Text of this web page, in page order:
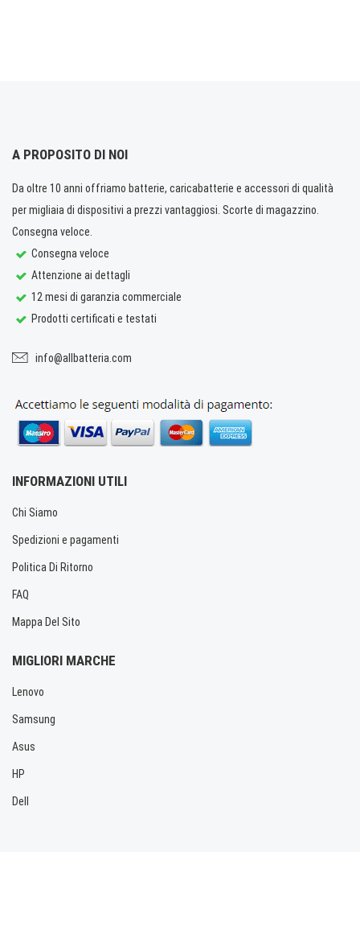
A PROPOSITO DI NOI
Da oltre 10 anni offriamo batterie, caricabatterie e accessori di qualità
per migliaia di dispositivi a prezzi vantaggiosi. Scorte di magazzino.
Consegna veloce.
Consegna veloce
Attenzione ai dettagli
12 mesi di garanzia commerciale
Prodotti certificati e testati
info@allbatteria.com
INFORMAZIONI UTILI
Chi Siamo
Spedizioni e pagamenti
Politica Di Ritorno
FAQ
Mappa Del Sito
MIGLIORI MARCHE
Lenovo
Samsung
Asus
HP
Dell